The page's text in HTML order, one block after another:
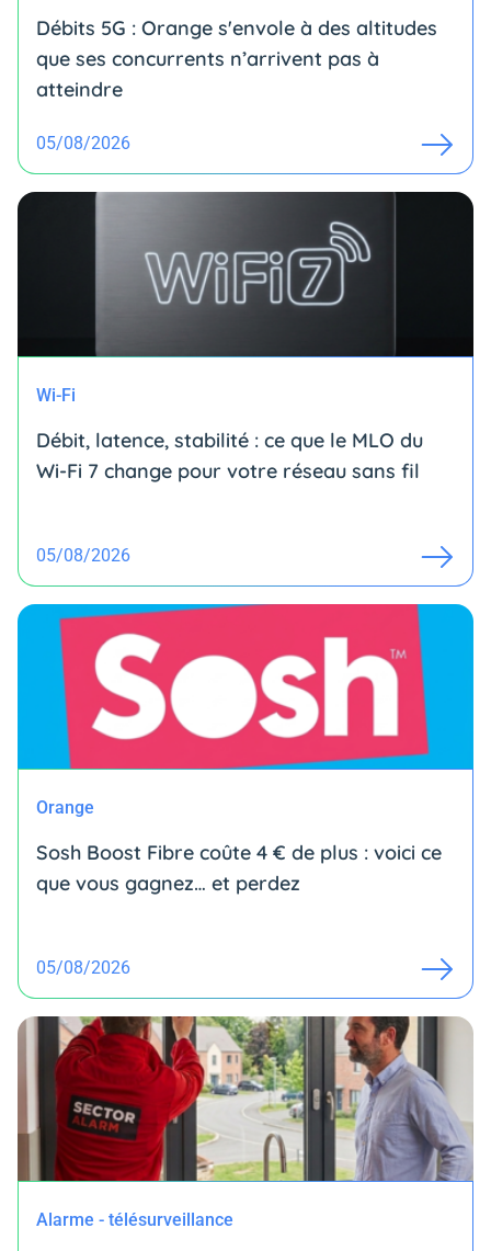
Débits 5G : Orange s'envole à des altitudes
que ses concurrents n’arrivent pas à
atteindre
05/08/2026
Wi-Fi
Débit, latence, stabilité : ce que le MLO du
Wi-Fi 7 change pour votre réseau sans fil
05/08/2026
Orange
Sosh Boost Fibre coûte 4 € de plus : voici ce
que vous gagnez… et perdez
05/08/2026
Alarme - télésurveillance